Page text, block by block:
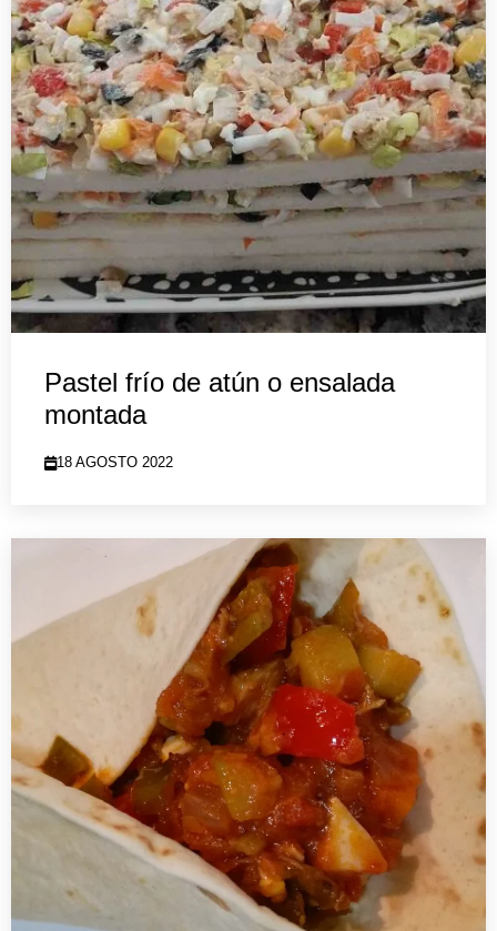
Pastel frío de atún o ensalada
montada
18 AGOSTO 2022